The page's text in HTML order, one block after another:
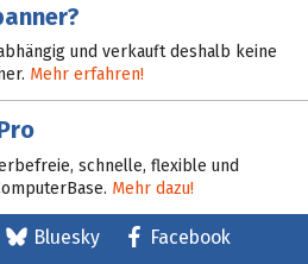
und verkauft deshalb keine
Mehr erfahren!
schnelle, flexible und
Mehr dazu!
Bluesky Facebook